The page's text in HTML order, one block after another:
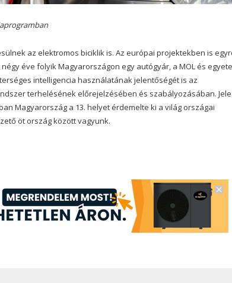
az elektromos biciklik is. Az európai projektekben is
éve folyik Magyarországon egy autógyár, a MOL és
intelligencia használatának jelentőségét is az
terhelésének előrejelzésében és szabályozásában.
Magyarország a 13. helyet érdemelte ki a világ országai
öt ország között vagyunk.